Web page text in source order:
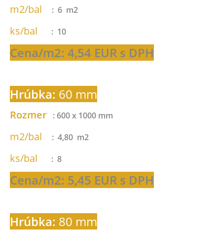
m2/bal : 6 m2
ks/bal : 10
Cena/m2: 4,54 EUR s DPH
Hrúbka: 60 mm
Rozmer : 600 x 1000 mm
m2/bal : 4,80 m2
ks/bal : 8
Cena/m2: 5,45 EUR s DPH
Hrúbka: 80 mm